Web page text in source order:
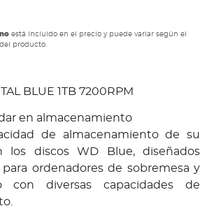
no está incluido en el precio y puede variar según el
producto.
BLUE 1TB 7200RPM
en almacenamiento
de almacenamiento de su
los discos WD Blue, diseñados
ordenadores de sobremesa y
diversas capacidades de